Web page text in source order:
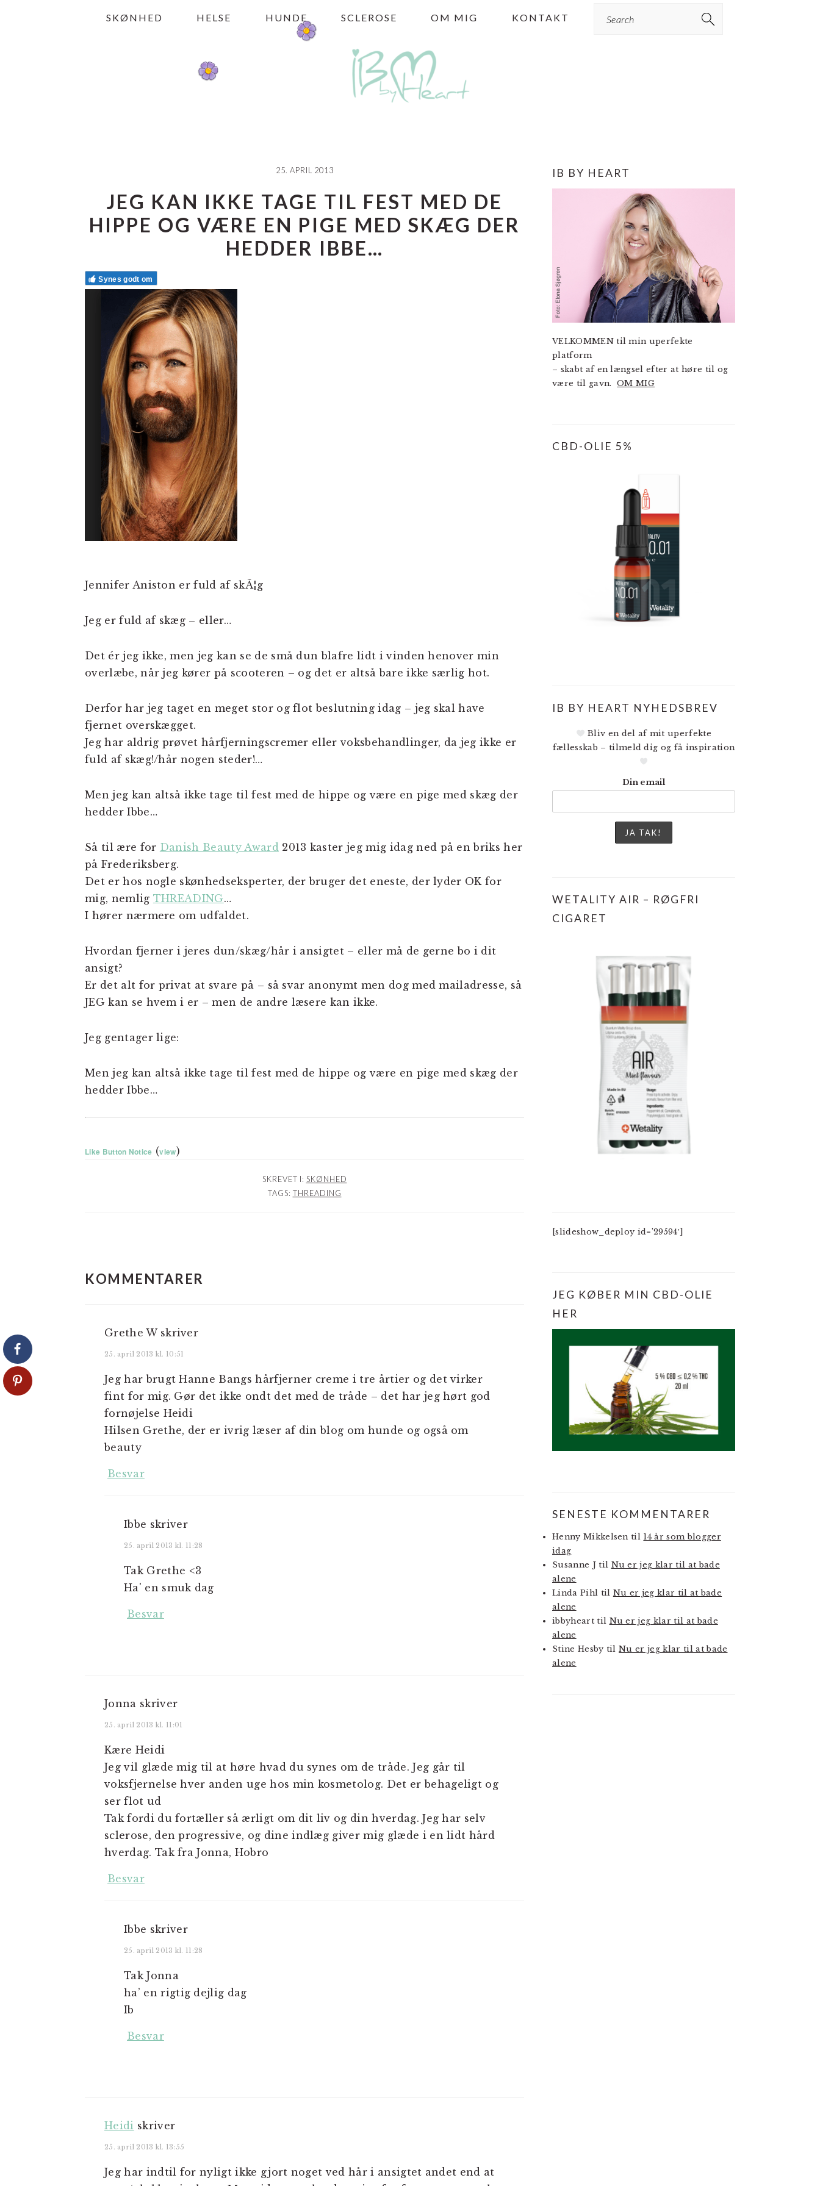
SKØNHED HELSE HUNDE SCLEROSE OM MIG KONTAKT
25. APRIL 2013
JEG KAN IKKE TAGE TIL FEST MED DE
HIPPE OG VÆRE EN PIGE MED SKÆG DER
HEDDER IBBE…
Synes godt om
Jennifer Aniston er fuld af skÃ¦g
Jeg er fuld af skæg – eller…
Det ér jeg ikke, men jeg kan se de små dun blafre lidt i vinden henover min
overlæbe, når jeg kører på scooteren – og det er altså bare ikke særlig hot.
Derfor har jeg taget en meget stor og flot beslutning idag – jeg skal have
fjernet overskægget.
Jeg har aldrig prøvet hårfjerningscremer eller voksbehandlinger, da jeg ikke er
fuld af skæg!/hår nogen steder!…
Men jeg kan altså ikke tage til fest med de hippe og være en pige med skæg der
hedder Ibbe…
Så til ære for Danish Beauty Award2013 kaster jeg mig idag ned på en briks her
på Frederiksberg.
Det er hos nogle skønhedseksperter, der bruger det eneste, der lyder OK for
mig, nemlig THREADING…
I hører nærmere om udfaldet.
Hvordan fjerner i jeres dun/skæg/hår i ansigtet – eller må de gerne bo i dit
ansigt?
Er det alt for privat at svare på – så svar anonymt men dog med mailadresse, så
JEG kan se hvem i er – men de andre læsere kan ikke.
Jeg gentager lige:
Men jeg kan altså ikke tage til fest med de hippe og være en pige med skæg der
hedder Ibbe…
Like Button Notice (view)
SKREVET I: SKØNHED
TAGS: THREADING
KOMMENTARER
Grethe W skriver
25. april 2013 kl. 10:51
Jeg har brugt Hanne Bangs hårfjerner creme i tre årtier og det virker
fint for mig. Gør det ikke ondt det med de tråde – det har jeg hørt god
fornøjelse Heidi
Hilsen Grethe, der er ivrig læser af din blog om hunde og også om
beauty
Besvar
Ibbe skriver
25. april 2013 kl. 11:28
Tak Grethe <3
Ha' en smuk dag
Besvar
Jonna skriver
25. april 2013 kl. 11:01
Kære Heidi
Jeg vil glæde mig til at høre hvad du synes om de tråde. Jeg går til
voksfjernelse hver anden uge hos min kosmetolog. Det er behageligt og
ser flot ud
Tak fordi du fortæller så ærligt om dit liv og din hverdag. Jeg har selv
sclerose, den progressive, og dine indlæg giver mig glæde i en lidt hård
hverdag. Tak fra Jonna, Hobro
Besvar
Ibbe skriver
25. april 2013 kl. 11:28
Tak Jonna
ha’ en rigtig dejlig dag
Ib
Besvar
Heidi skriver
25. april 2013 kl. 13:55
Jeg har indtil for nyligt ikke gjort noget ved hår i ansigtet andet end at
PRIMÆR
IB BY HEART
VELKOMMEN til min uperfekte
platform
– skabt af en længsel efter at høre til og
være til gavn.OM MIG
CBD-OLIE 5%
IB BY HEART NYHEDSBREV
Bliv en del af mit uperfekte
fællesskab – tilmeld dig og få inspiration
Din email
WETALITY AIR – RØGFRI
CIGARET
[slideshow_deploy id=’29594′]
JEG KØBER MIN CBD-OLIE
HER
SENESTE KOMMENTARER
Henny Mikkelsen til 14 år som blogger
idag
Susanne Jtil Nu er jeg klar til at bade
alene
Linda Pihl til Nu er jeg klar til at bade
alene
ibbyhearttil Nu er jeg klar til at bade
alene
Stine Hesby tilNu er jeg klar til at bade
alene